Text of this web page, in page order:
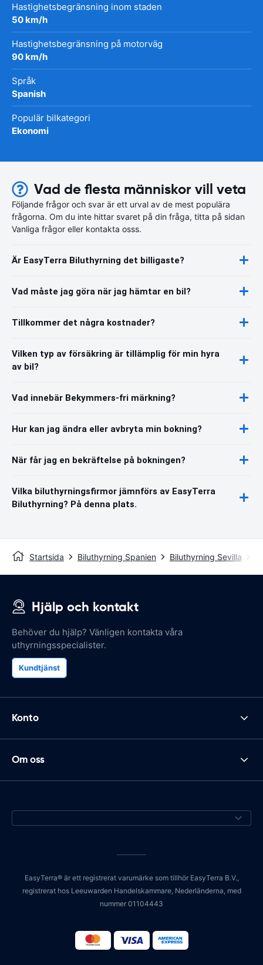
Hastighetsbegränsning inom staden
50 km/h
Hastighetsbegränsning på motorväg
90 km/h
Språk
Spanish
Populär bilkategori
Ekonomi
Vad de flesta människor vill veta
Följande frågor och svar är ett urval av de mest populära
frågorna. Om du inte hittar svaret på din fråga, titta på sidan
Vanliga frågor eller kontakta osss.
Är EasyTerra Biluthyrning det billigaste?
Vad måste jag göra när jag hämtar en bil?
Tillkommer det några kostnader?
Vilken typ av försäkring är tillämplig för min hyra
av bil?
Vad innebär Bekymmers-fri märkning?
Hur kan jag ändra eller avbryta min bokning?
När får jag en bekräftelse på bokningen?
Vilka biluthyrningsfirmor jämnförs av EasyTerra
Biluthyrning? På denna plats.
Startsida Biluthyrning Spanien Biluthyrning Sevilla
Hjälp och kontakt
Behöver du hjälp? Vänligen kontakta våra
uthyrningsspecialister.
Kundtjänst
Konto
Om oss
EasyTerra® är ett registrerat varumärke som tillhör EasyTerra B.V.,
registrerat hos Leeuwarden Handelskammare, Nederländerna, med
nummer 01104443